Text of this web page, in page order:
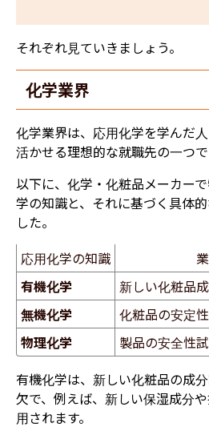
それぞれ見ていきましょう。
化学業界
化学業界は、応用化学を学んだ
活かせる理想的な就職先の一つで
以下に、化学・化粧品メーカー
学の知識と、それに基づく具体
した。
応用化学の知識
有機化学
新しい化粧品
無機化学
化粧品の安定
物理化学
製品の安全性
有機化学は、新しい化粧品の成
欠で、例えば、新しい保湿成分
用されます。